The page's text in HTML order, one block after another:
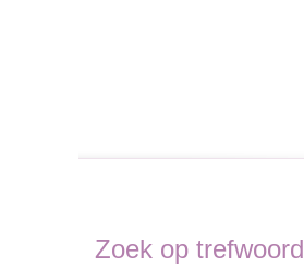
Zoek op trefwoord